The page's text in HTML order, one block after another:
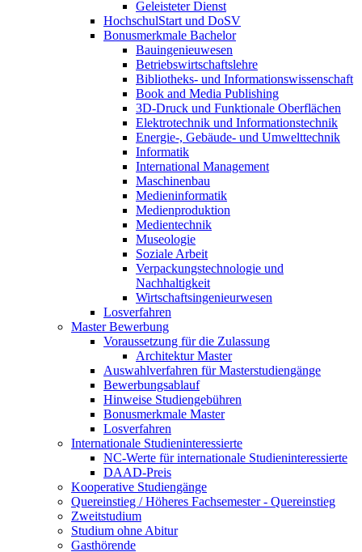
Geleisteter Dienst
HochschulStart und DoSV
Bonusmerkmale Bachelor
Bauingenieuwesen
Betriebswirtschaftslehre
Bibliotheks- und Informationswissenschaft
Book and Media Publishing
3D-Druck und Funktionale Oberflächen
Elektrotechnik und Informationstechnik
Energie-, Gebäude- und Umwelttechnik
Informatik
International Management
Maschinenbau
Medieninformatik
Medienproduktion
Medientechnik
Museologie
Soziale Arbeit
Verpackungstechnologie und
Nachhaltigkeit
Wirtschaftsingenieurwesen
Losverfahren
Master Bewerbung
Voraussetzung für die Zulassung
Architektur Master
Auswahlverfahren für Masterstudiengänge
Bewerbungsablauf
Hinweise Studiengebühren
Bonusmerkmale Master
Losverfahren
Internationale Studieninteressierte
NC-Werte für internationale Studieninteressierte
DAAD-Preis
Kooperative Studiengänge
Quereinstieg / Höheres Fachsemester - Quereinstieg
Zweitstudium
Studium ohne Abitur
Gasthörende